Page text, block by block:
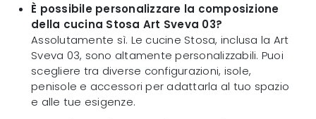
È possibile personalizzare la composizione
della cucina Stosa Art Sveva 03?
Assolutamente sì. Le cucine Stosa, inclusa la Art
Sveva 03, sono altamente personalizzabili. Puoi
scegliere tra diverse configurazioni, isole,
penisole e accessori per adattarla al tuo spazio
e alle tue esigenze.